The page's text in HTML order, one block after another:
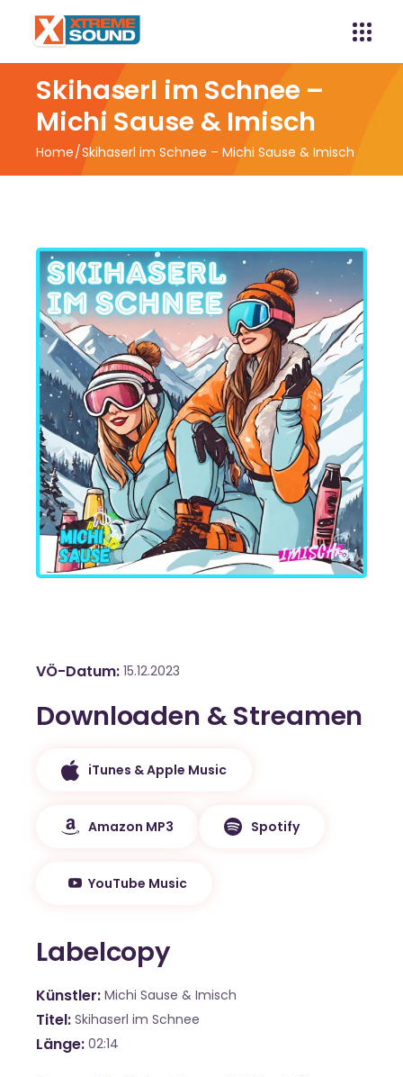
Skihaserl im Schnee –
Michi Sause & Imisch
Home Skihaserl im Schnee – Michi Sause & Imisch
VÖ-Datum 15.12.2023
Downloaden & Streamen
iTunes & Apple Music
Amazon MP3 Spotify
YouTube Music
Labelcopy
Künstler Michi Sause & Imisch
Titel Skihaserl im Schnee
Länge 02:14